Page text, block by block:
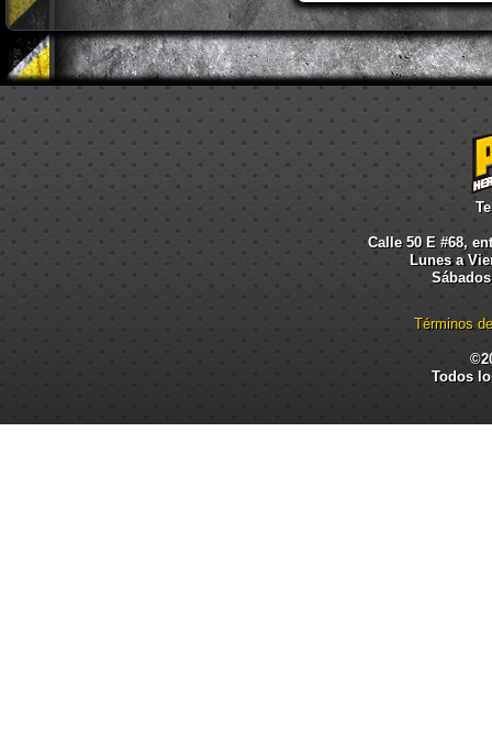
Calle 50 E #68,
Lunes a
Términos
Todos